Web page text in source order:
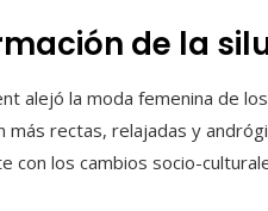
de la
alejó la moda femenina de
más rectas, relajadas y
con los cambios socio-